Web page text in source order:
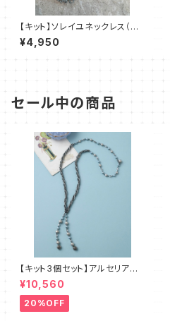
【キット】ソレイユネックレス（黒
系）澤田美子
¥4,950
セール中の商品
【キット3個セット】アルセリア
新川智未
¥10,560
20%OFF